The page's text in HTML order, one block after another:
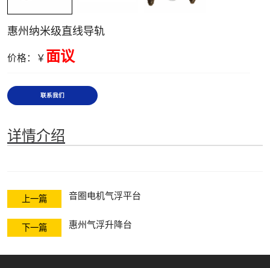
惠州纳米级直线导轨
价格：￥ 面议
联系我们
详情介绍
上一篇 音圈电机气浮平台
下一篇 惠州气浮升降台